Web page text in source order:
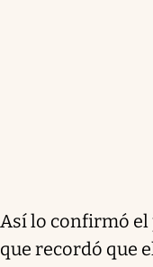
Así lo confirmó
que recordó que